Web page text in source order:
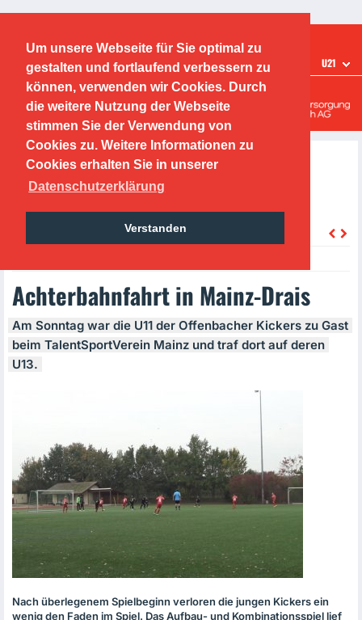
Um unsere Webseite für Sie optimal zu
gestalten und fortlaufend verbessern zu
können, verwenden wir Cookies. Durch
die weitere Nutzung der Webseite
stimmen Sie der Verwendung von
Cookies zu. Weitere Informationen zu
Cookies erhalten Sie in unserer
Datenschutzerklärung
Verstanden
TEAMS U21
Offenbacher Kickers
Leistungszentrum
Achterbahnfahrt in Mainz-Drais
Am Sonntag war die U11 der Offenbacher Kickers zu Gast
beim TalentSportVerein Mainz und traf dort auf deren
U13.
Nach überlegenem Spielbeginn verloren die jungen Kickers ein
wenig den Faden im Spiel. Das Aufbau- und Kombinationsspiel lief